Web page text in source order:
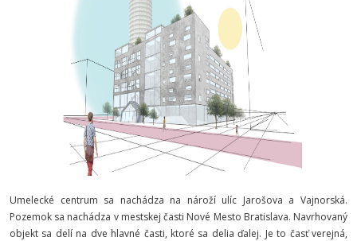
Umelecké centrum sa nachádza na nároží ulíc Jarošova a Vajnorská.
Pozemok sa nachádza v mestskej časti Nové Mesto Bratislava. Navrhovaný
objekt sa delí na dve hlavné časti, ktoré sa delia ďalej. Je to časť verejná,